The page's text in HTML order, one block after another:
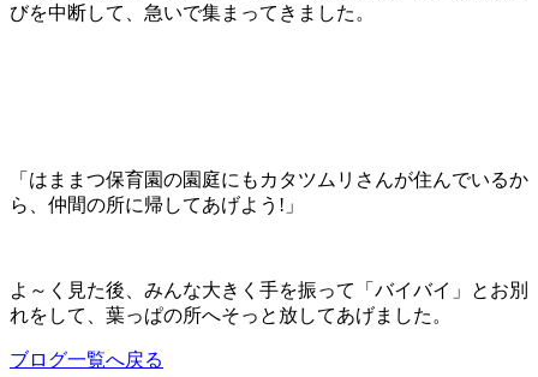
びを中断して、急いで集まってきました。
「はままつ保育園の園庭にもカタツムリさんが住んでいるか
ら、仲間の所に帰してあげよう!」
よ～く見た後、みんな大きく手を振って「バイバイ」とお別
れをして、葉っぱの所へそっと放してあげました。
ブログ一覧へ戻る